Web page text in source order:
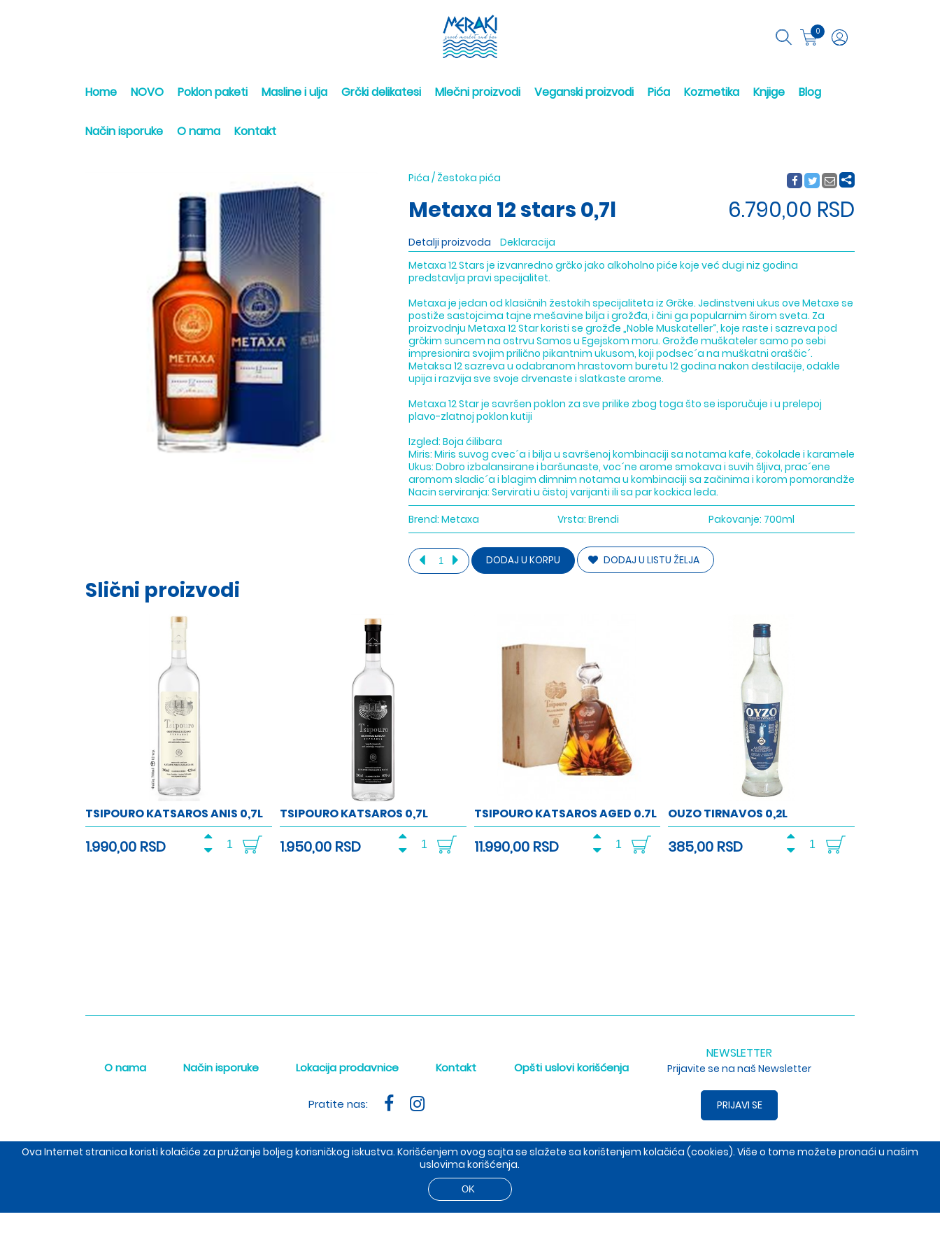
Ova Internet stranica koristi kolačiće za pružanje boljeg korisničkog iskustva. Korišćenjem ovog sajta se slažete sa korištenjem kolačića (cookies). Više o tome možete pronaći u našim
uslovima korišćenja.
0
Home NOVO Poklon paketi Masline i ulja Grčki delikatesi Mlečni proizvodi Veganski proizvodi Pića Kozmetika Knjige Blog
Način isporuke O nama Kontakt
Pića / Žestoka pića
Metaxa 12 stars 0,7l 6.790,00 RSD
Detalji proizvoda
Deklaracija
Metaxa 12 Stars je izvanredno grčko jako alkoholno piće koje već dugi niz godina
predstavlja pravi specijalitet.
Metaxa je jedan od klasičnih žestokih specijaliteta iz Grčke. Jedinstveni ukus ove Metaxe se
postiže sastojcima tajne mešavine bilja i grožđa, i čini ga popularnim širom sveta. Za
proizvodnju Metaxa 12 Star koristi se grožđe „Noble Muskateller“, koje raste i sazreva pod
grčkim suncem na ostrvu Samos u Egejskom moru. Grožđe muškateler samo po sebi
impresionira svojim prilično pikantnim ukusom, koji podsec´a na muškatni oraščic´.
Metaksa 12 sazreva u odabranom hrastovom buretu 12 godina nakon destilacije, odakle
upija i razvija sve svoje drvenaste i slatkaste arome.
Metaxa 12 Star je savršen poklon za sve prilike zbog toga što se isporučuje i u prelepoj
plavo-zlatnoj poklon kutiji
Izgled: Boja ćilibara
Miris: Miris suvog cvec´a i bilja u savršenoj kombinaciji sa notama kafe, čokolade i karamele
Ukus: Dobro izbalansirane i baršunaste, voc´ne arome smokava i suvih šljiva, prac´ene
aromom sladic´a i blagim dimnim notama u kombinaciji sa začinima i korom pomorandže
Nacin serviranja: Servirati u čistoj varijanti ili sa par kockica leda.
Brend: Metaxa Vrsta: Brendi Pakovanje: 700ml
DODAJ U KORPU DODAJ U LISTU ŽELJA
Slični proizvodi
TSIPOURO KATSAROS ANIS 0,7L
1.990,00 RSD
TSIPOURO KATSAROS 0,7L
1.950,00 RSD
TSIPOURO KATSAROS AGED 0.7L
11.990,00 RSD
OUZO TIRNAVOS 0,2L
385,00 RSD
O nama Način isporuke Lokacija prodavnice Kontakt Opšti uslovi korišćenja
Pratite nas:
NEWSLETTER
Prijavite se na naš Newsletter
PRIJAVI SE
The Meraki d.o.o. sedište: Dobropoljska 37, prodavnica: Cetinjska 4, 11000 BEOGRAD, Srbija